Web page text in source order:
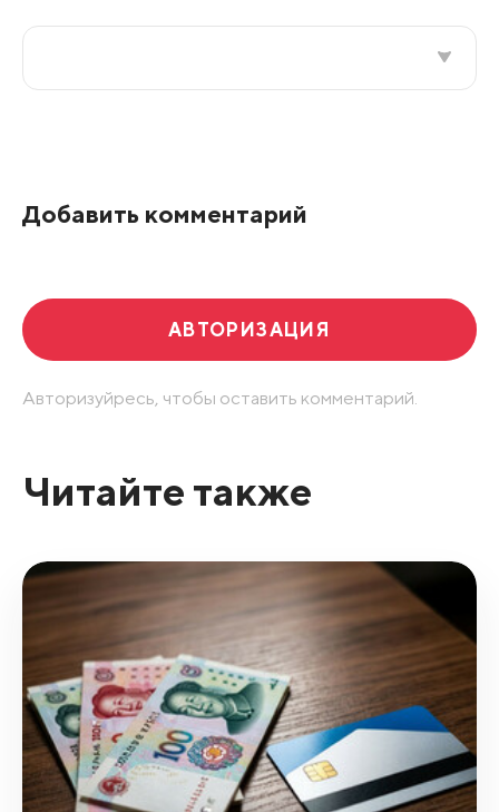
Добавить комментарий
АВТОРИЗАЦИЯ
Авторизуйресь, чтобы оставить комментарий.
Читайте также